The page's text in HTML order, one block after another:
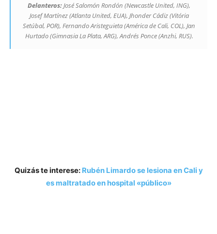
Delanteros:José Salomón Rondón (Newcastle United, ING),
Josef Martínez (Atlanta United, EUA), Jhonder Cádiz (Vitória
Setúbal, POR), Fernando Aristeguieta (América de Cali, COL), Jan
Hurtado (Gimnasia La Plata, ARG), Andrés Ponce (Anzhi, RUS).
Quizás te interese: Rubén Limardo se lesiona en Cali y
es maltratado en hospital «público»